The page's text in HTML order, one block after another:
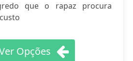
que o rapaz procura
Opções